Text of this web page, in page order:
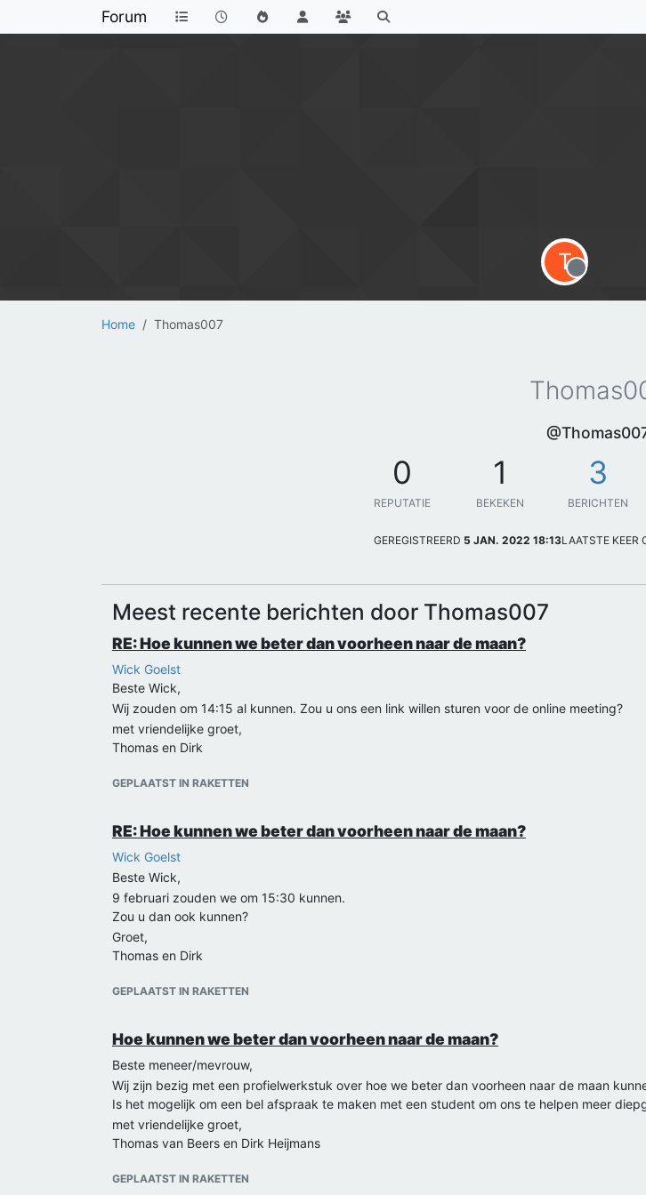
Forum
Home Thomas007
T
Offline
0
REPUTATIE
1
BEKEKEN
3
BERICHTEN
GEREGISTREERD 5 JAN. 2022 18:13LAATSTE KEER
Meest recente berichten door Thomas007
RE: Hoe kunnen we beter dan voorheen naar de maan?
Wick Goelst
Beste Wick,
Wij zouden om 14:15 al kunnen. Zou u ons een link willen sturen voor de online meeting?
met vriendelijke groet,
Thomas en Dirk
GEPLAATST IN RAKETTEN
RE: Hoe kunnen we beter dan voorheen naar de maan?
Wick Goelst
Beste Wick,
9 februari zouden we om 15:30 kunnen.
Zou u dan ook kunnen?
Groet,
Thomas en Dirk
GEPLAATST IN RAKETTEN
Hoe kunnen we beter dan voorheen naar de maan?
Beste meneer/mevrouw,
Wij zijn bezig met een profielwerkstuk over hoe we beter dan voorheen naar de maan
Is het mogelijk om een bel afspraak te maken met een student om ons te helpen meer
met vriendelijke groet,
Thomas van Beers en Dirk Heijmans
GEPLAATST IN RAKETTEN